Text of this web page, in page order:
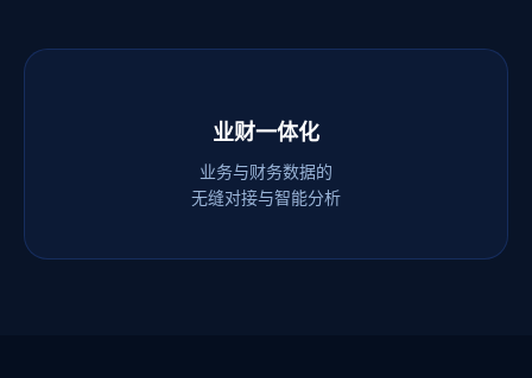
业财一体化
业务与财务数据的
无缝对接与智能分析